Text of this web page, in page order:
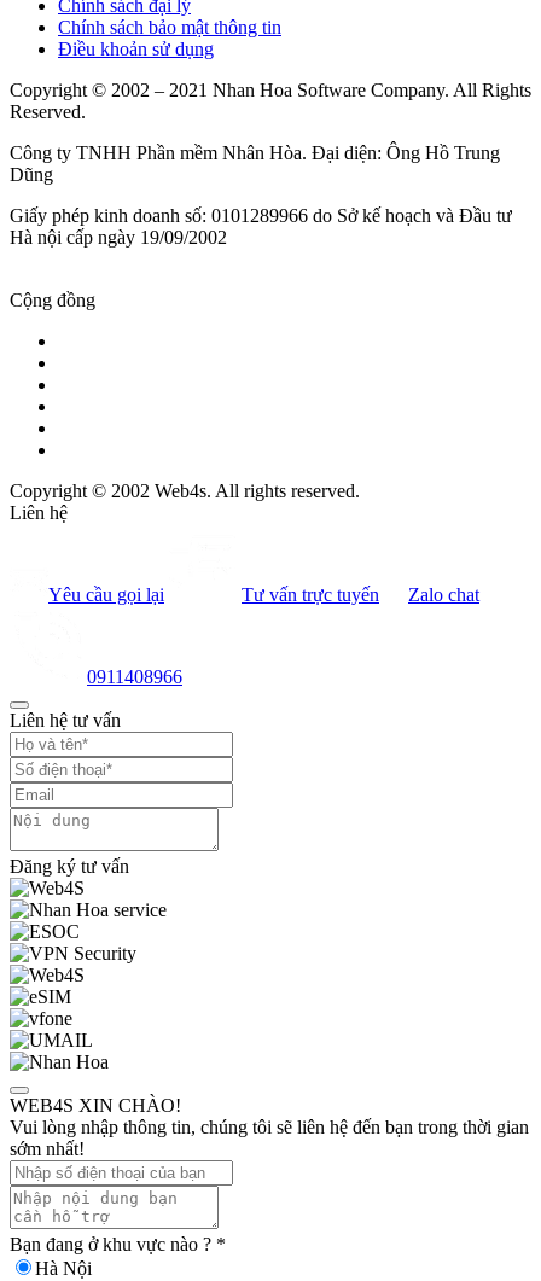
Chính sách đại lý
Chính sách bảo mật thông tin
Điều khoản sử dụng
Copyright © 2002 – 2021 Nhan Hoa Software Company. All Rights
Reserved.
Công ty TNHH Phần mềm Nhân Hòa. Đại diện: Ông Hồ Trung
Dũng
Giấy phép kinh doanh số: 0101289966 do Sở kế hoạch và Đầu tư
Hà nội cấp ngày 19/09/2002
Cộng đồng
Copyright © 2002 Web4s. All rights reserved.
Liên hệ
Yêu cầu gọi lại Tư vấn trực tuyến Zalo chat
0911408966
Liên hệ tư vấn
Đăng ký tư vấn
WEB4S XIN CHÀO!
Vui lòng nhập thông tin, chúng tôi sẽ liên hệ đến bạn trong thời gian
sớm nhất!
Bạn đang ở khu vực nào ? *
Hà Nội